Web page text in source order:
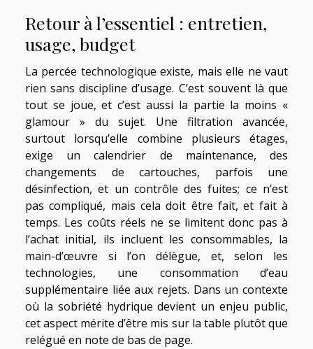
Retour à l’essentiel : entretien,
usage, budget
La percée technologique existe, mais elle ne vaut
rien sans discipline d’usage. C’est souvent là que
tout se joue, et c’est aussi la partie la moins «
glamour » du sujet. Une filtration avancée,
surtout lorsqu’elle combine plusieurs étages,
exige un calendrier de maintenance, des
changements de cartouches, parfois une
désinfection, et un contrôle des fuites; ce n’est
pas compliqué, mais cela doit être fait, et fait à
temps. Les coûts réels ne se limitent donc pas à
l’achat initial, ils incluent les consommables, la
main-d’œuvre si l’on délègue, et, selon les
technologies, une consommation d’eau
supplémentaire liée aux rejets. Dans un contexte
où la sobriété hydrique devient un enjeu public,
cet aspect mérite d’être mis sur la table plutôt que
relégué en note de bas de page.